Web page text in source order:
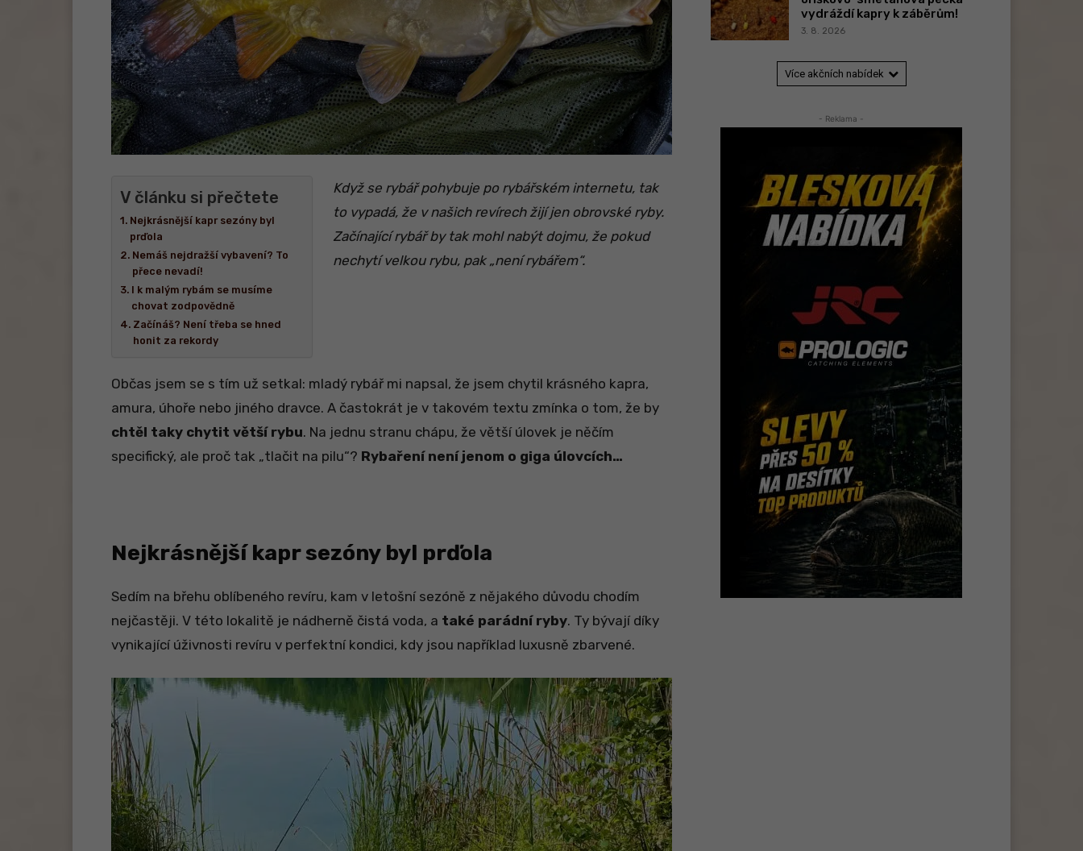
V článku si přečtete
Nejkrásnější kapr sezóny byl
prďola
Nemáš nejdražší vybavení? To
přece nevadí!
I k malým rybám se musíme
chovat zodpovědně
Začínáš? Není třeba se hned
honit za rekordy
Když se rybář pohybuje po rybářském internetu, tak
to vypadá, že v našich revírech žijí jen obrovské ryby.
Začínající rybář by tak mohl nabýt dojmu, že pokud
nechytí velkou rybu, pak „není rybářem“.
Občas jsem se s tím už setkal: mladý rybář mi napsal, že jsem chytil krásného kapra,
amura, úhoře nebo jiného dravce. A častokrát je v takovém textu zmínka o tom, že by
chtěl taky chytit větší rybu. Na jednu stranu chápu, že větší úlovek je něčím
specifický, ale proč tak „tlačit na pilu“? Rybaření není jenom o giga úlovcích…
Nejkrásnější kapr sezóny byl prďola
Sedím na břehu oblíbeného revíru, kam v letošní sezóně z nějakého důvodu chodím
nejčastěji. V této lokalitě je nádherně čistá voda, a také parádní ryby. Ty bývají díky
vynikající úživnosti revíru v perfektní kondici, kdy jsou například luxusně zbarvené.
vydráždí kapry k záběrům!
3. 8. 2026
Více akčních nabídek
- Reklama -